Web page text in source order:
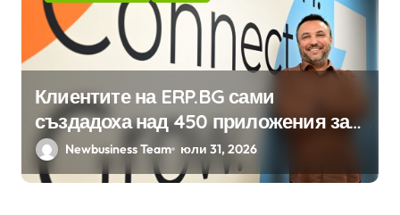
Клиентите на ERP.BG сами
създадоха над 450 приложения за
ERP системата с помощта на
вградения в нея изкуствен
Newbusiness Team юли 31, 2026